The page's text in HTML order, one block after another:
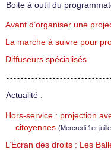
Boite à outil du
Avant d’organiser une
La marche à suivre pour
Diffuseurs spécialisés
Actualité :
Hors-service : projection
citoyennes (Mercredi 1er
L’Écran des droits : Les